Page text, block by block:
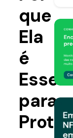
que
Ela
é
para